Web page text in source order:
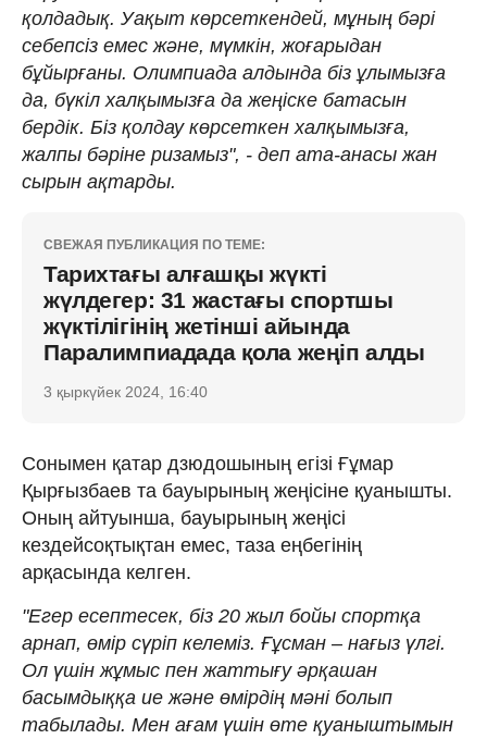
қолдадық. Уақыт көрсеткендей, мұның бәрі
себепсіз емес және, мүмкін, жоғарыдан
бұйырғаны. Олимпиада алдында біз ұлымызға
да, бүкіл халқымызға да жеңіске батасын
бердік. Біз қолдау көрсеткен халқымызға,
жалпы бәріне ризамыз", - деп ата-анасы жан
сырын ақтарды.
СВЕЖАЯ ПУБЛИКАЦИЯ ПО ТЕМЕ:
Тарихтағы алғашқы жүкті
жүлдегер: 31 жастағы спортшы
жүктілігінің жетінші айында
Паралимпиадада қола жеңіп алды
3 қыркүйек 2024, 16:40
Сонымен қатар дзюдошының егізі Ғұмар
Қырғызбаев та бауырының жеңісіне қуанышты.
Оның айтуынша, бауырының жеңісі
кездейсоқтықтан емес, таза еңбегінің
арқасында келген.
"Егер есептесек, біз 20 жыл бойы спортқа
арнап, өмір сүріп келеміз. Ғұсман – нағыз үлгі.
Ол үшін жұмыс пен жаттығу әрқашан
басымдыққа ие және өмірдің мәні болып
табылады. Мен ағам үшін өте қуаныштымын